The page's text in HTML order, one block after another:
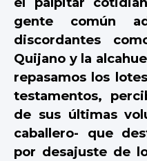
gente común
discordantes
Quijano y la
repasamos los
testamentos,
de sus últimas
caballero- que
por desajuste de